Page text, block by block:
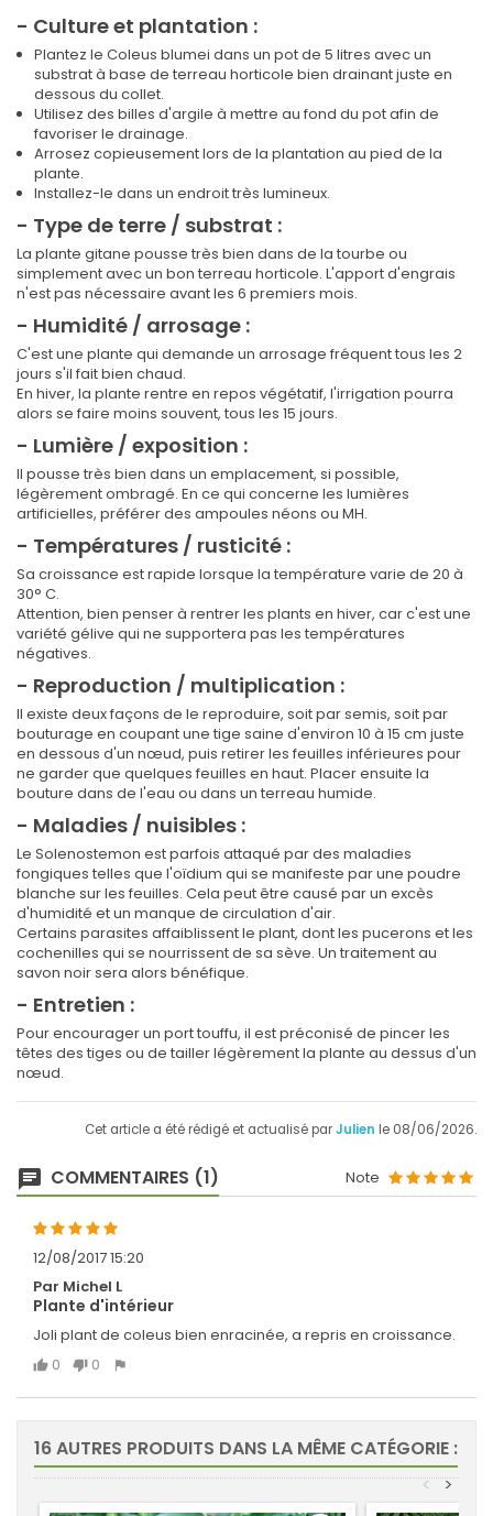
- Culture et plantation :
Plantez le Coleus blumei dans un pot de 5 litres avec un
substrat à base de terreau horticole bien drainant juste en
dessous du collet.
Utilisez des billes d'argile à mettre au fond du pot afin de
favoriser le drainage.
Arrosez copieusement lors de la plantation au pied de la
plante.
Installez-le dans un endroit très lumineux.
- Type de terre / substrat :
La plante gitane pousse très bien dans de la tourbe ou
simplement avec un bon terreau horticole. L'apport d'engrais
n'est pas nécessaire avant les 6 premiers mois.
- Humidité / arrosage :
C'est une plante qui demande un arrosage fréquent tous les 2
jours s'il fait bien chaud.
En hiver, la plante rentre en repos végétatif, l'irrigation pourra
alors se faire moins souvent, tous les 15 jours.
- Lumière / exposition :
Il pousse très bien dans un emplacement, si possible,
légèrement ombragé. En ce qui concerne les lumières
artificielles, préférer des ampoules néons ou MH.
- Températures / rusticité :
Sa croissance est rapide lorsque la température varie de 20 à
30° C.
Attention, bien penser à rentrer les plants en hiver, car c'est une
variété gélive qui ne supportera pas les températures
négatives.
- Reproduction / multiplication :
Il existe deux façons de le reproduire, soit par semis, soit par
bouturage en coupant une tige saine d'environ 10 à 15 cm juste
en dessous d'un nœud, puis retirer les feuilles inférieures pour
ne garder que quelques feuilles en haut. Placer ensuite la
bouture dans de l'eau ou dans un terreau humide.
- Maladies / nuisibles :
Le Solenostemon est parfois attaqué par des maladies
fongiques telles que l'oïdium qui se manifeste par une poudre
blanche sur les feuilles. Cela peut être causé par un excès
d'humidité et un manque de circulation d'air.
Certains parasites affaiblissent le plant, dont les pucerons et les
cochenilles qui se nourrissent de sa sève. Un traitement au
savon noir sera alors bénéfique.
- Entretien :
Pour encourager un port touffu, il est préconisé de pincer les
têtes des tiges ou de tailler légèrement la plante au dessus d'un
nœud.
Cet article a été rédigé et actualisé parJulien le 08/06/2026.
COMMENTAIRES (1) Note
12/08/2017 15:20
Par Michel L
Plante d'intérieur
Joli plant de coleus bien enracinée, a repris en croissance.
0
0
16 AUTRES PRODUITS DANS LA MÊME CATÉGORIE :
>
<